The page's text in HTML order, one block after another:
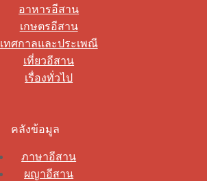
อาหารอีสาน
เกษตรอีสาน
เทศกาลและประเพณี
เที่ยวอีสาน
เรื่องทั่วไป
คลังข้อมูล
ภาษาอีสาน
ผญาอีสาน